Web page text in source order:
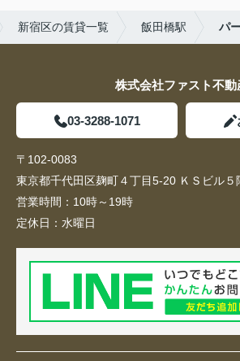
新宿区の賃貸一覧 飯田橋駅 パ
株式会社ファスト不動
03-3288-1071
〒102-0083
東京都千代田区麹町４丁目5-20 ＫＳビル５
営業時間： 10時～19時
定休日： 水曜日